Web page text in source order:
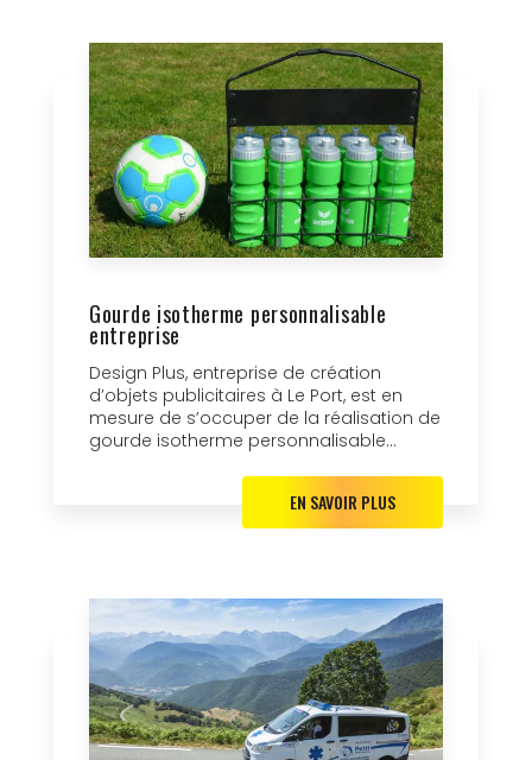
Gourde isotherme personnalisable
entreprise
Design Plus, entreprise de création
d’objets publicitaires à Le Port, est en
mesure de s’occuper de la réalisation de
gourde isotherme personnalisable...
EN SAVOIR PLUS